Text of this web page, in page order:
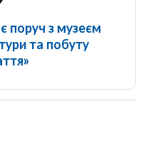
поруч з музеєм
та побуту